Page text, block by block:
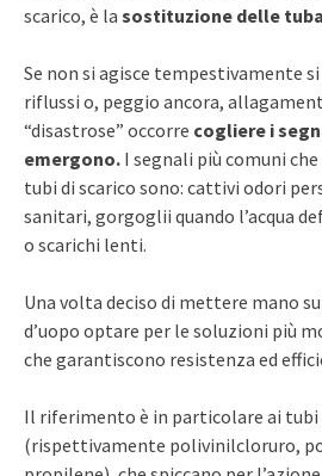
scarico, è la sostituzione delle
Se non si agisce tempestivamente
riflussi o, peggio ancora,
“disastrose” occorre cogliere i
emergono. I segnali più comuni
tubi di scarico sono: cattivi odori
sanitari, gorgoglii quando l’acqua
o scarichi lenti.
Una volta deciso di mettere mano
d’uopo optare per le soluzioni più
che garantiscono resistenza ed
Il riferimento è in particolare ai tubi
(rispettivamente polivinilcloruro,